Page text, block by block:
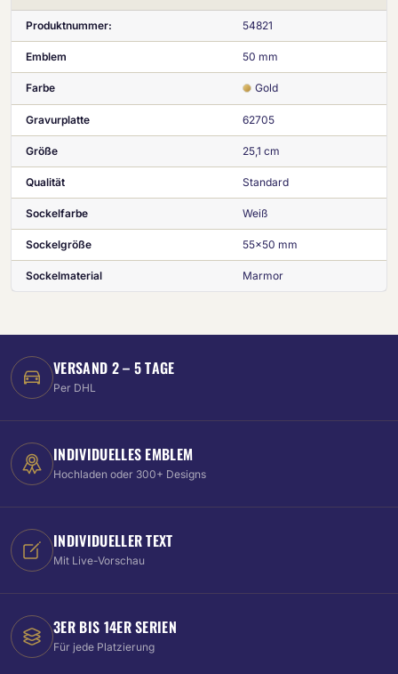
Produktnummer: 54821
Emblem 50 mm
Farbe Gold
Gravurplatte 62705
Größe 25,1 cm
Qualität Standard
Sockelfarbe Weiß
Sockelgröße 55x50 mm
Sockelmaterial Marmor
VERSAND 2 – 5 TAGE
Per DHL
INDIVIDUELLES EMBLEM
Hochladen oder 300+ Designs
INDIVIDUELLER TEXT
Mit Live-Vorschau
3ER BIS 14ER SERIEN
Für jede Platzierung